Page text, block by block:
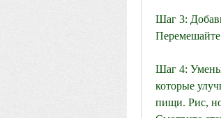
Шаг 3:
Шаг 4:
которые
пищи. Рис,